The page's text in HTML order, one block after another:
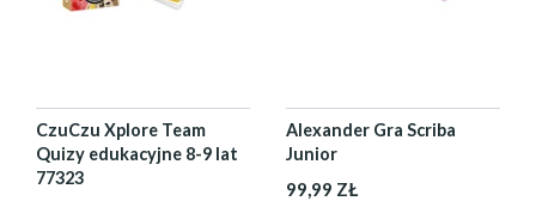
CzuCzu Xplore Team
Quizy edukacyjne 8-9 lat
77323
Alexander Gra Scriba
Junior
99,99 ZŁ